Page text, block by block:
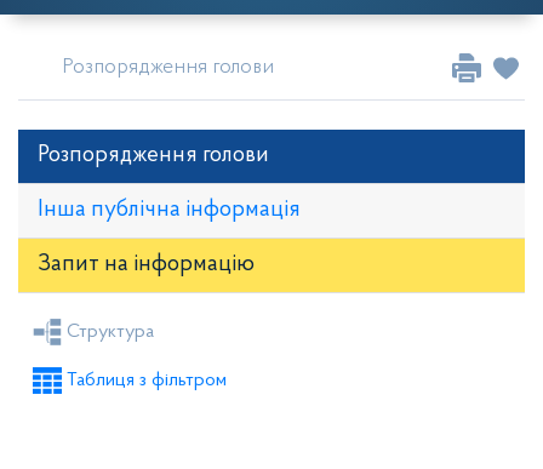
Розпорядження голови Розпорядження за 2025
Розпорядження голови
Інша публічна інформація
Запит на iнформацію
Рішення селищної ради
Розпорядження голови
Структура
Таблиця з фільтром